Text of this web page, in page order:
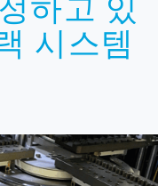
하고 있
시스템